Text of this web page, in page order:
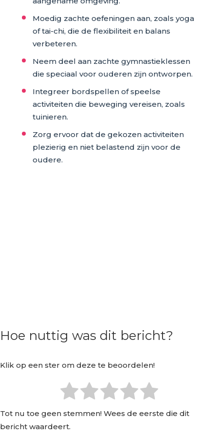
Moedig zachte oefeningen aan, zoals yoga
of tai-chi, die de flexibiliteit en balans
verbeteren.
Neem deel aan zachte gymnastieklessen
die speciaal voor ouderen zijn ontworpen.
Integreer bordspellen of speelse
activiteiten die beweging vereisen, zoals
tuinieren.
Zorg ervoor dat de gekozen activiteiten
plezierig en niet belastend zijn voor de
oudere.
Hoe nuttig was dit bericht?
Klik op een ster om deze te beoordelen!
Tot nu toe geen stemmen! Wees de eerste die dit
bericht waardeert.